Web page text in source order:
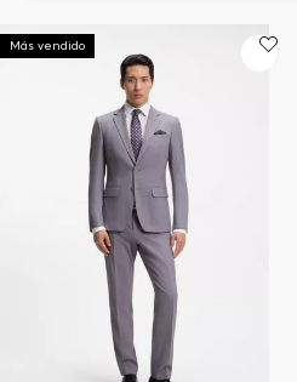
Contacto y Atención al cliente
Buscador de tiendas
Idioma (MX $)
Más vendido